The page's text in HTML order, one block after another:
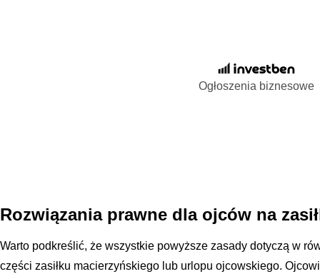
Ogłoszenia biznesowe
Rozwiązania prawne dla ojców na
Warto podkreślić, że wszystkie powyższe zasady dotyczą w
części zasiłku macierzyńskiego lub urlopu ojcowskiego.